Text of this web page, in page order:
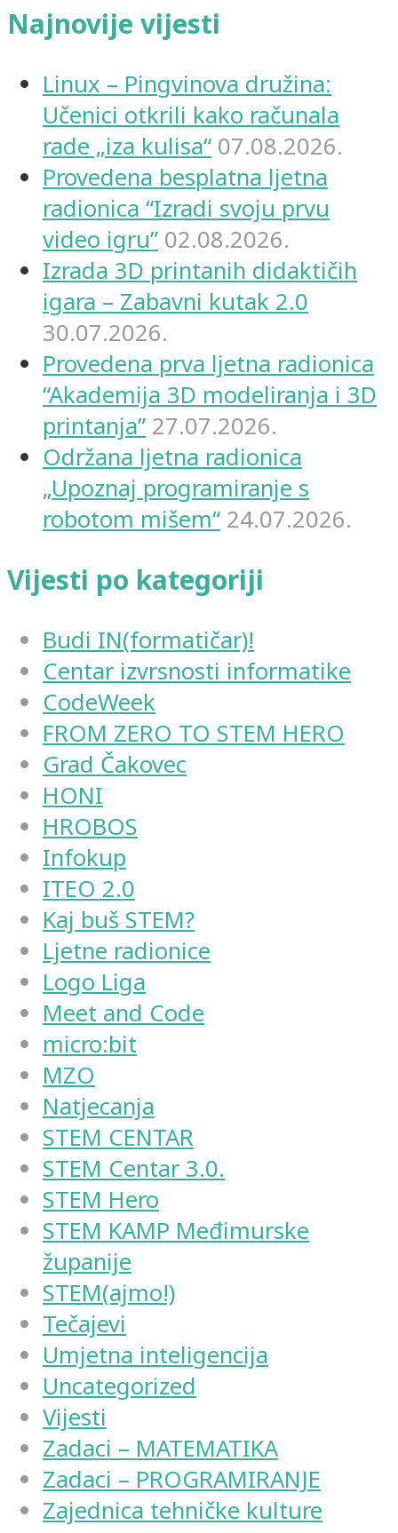
Najnovije vijesti
Linux – Pingvinova družina:
Učenici otkrili kako računala
rade „iza kulisa“ 07.08.2026.
Provedena besplatna ljetna
radionica “Izradi svoju prvu
video igru” 02.08.2026.
Izrada 3D printanih didaktičih
igara – Zabavni kutak 2.0
30.07.2026.
Provedena prva ljetna radionica
“Akademija 3D modeliranja i 3D
printanja” 27.07.2026.
Održana ljetna radionica
„Upoznaj programiranje s
robotom mišem“ 24.07.2026.
Vijesti po kategoriji
Budi IN(formatičar)!
Centar izvrsnosti informatike
CodeWeek
FROM ZERO TO STEM HERO
Grad Čakovec
HONI
HROBOS
Infokup
ITEO 2.0
Kaj buš STEM?
Ljetne radionice
Logo Liga
Meet and Code
micro:bit
MZO
Natjecanja
STEM CENTAR
STEM Centar 3.0.
STEM Hero
STEM KAMP Međimurske
županije
STEM(ajmo!)
Tečajevi
Umjetna inteligencija
Uncategorized
Vijesti
Zadaci – MATEMATIKA
Zadaci – PROGRAMIRANJE
Zajednica tehničke kulture